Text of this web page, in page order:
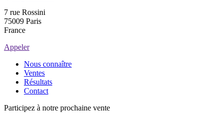
7 rue Rossini
75009 Paris
France
Appeler
Nous connaître
Ventes
Résultats
Contact
Participez à notre prochaine vente